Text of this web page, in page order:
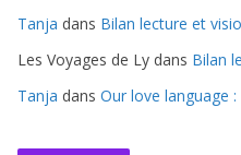
Tanja dans Bilan lecture et
Les Voyages de Ly dans Bilan
Tanja dans Our love language